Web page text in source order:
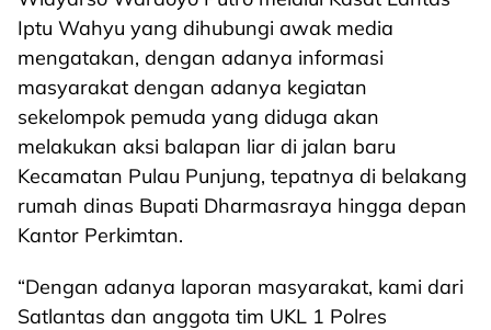
Iptu Wahyu yang dihubungi awak media
mengatakan, dengan adanya informasi
masyarakat dengan adanya kegiatan
sekelompok pemuda yang diduga akan
melakukan aksi balapan liar di jalan baru
Kecamatan Pulau Punjung, tepatnya di belakang
rumah dinas Bupati Dharmasraya hingga depan
Kantor Perkimtan.
“Dengan adanya laporan masyarakat, kami dari
Satlantas dan anggota tim UKL 1 Polres